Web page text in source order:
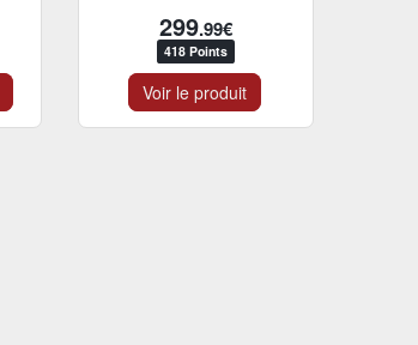
299.99€
418 Points
Voir le produit